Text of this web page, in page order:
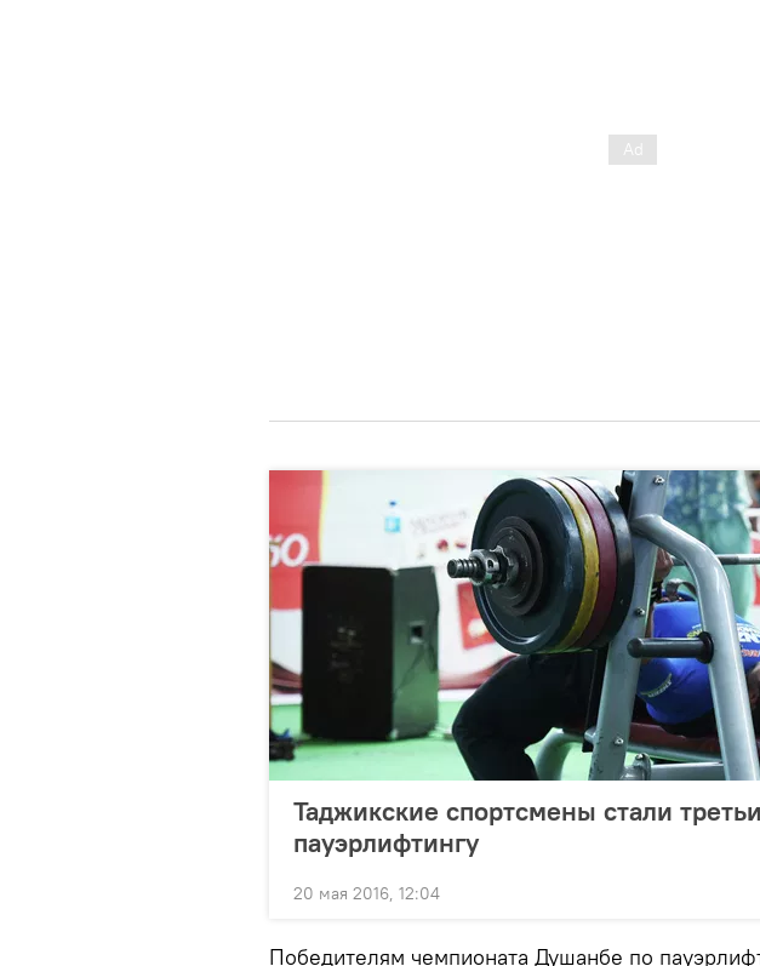
Таджикские спортсмены стали
пауэрлифтингу
20 мая 2016, 12:04
Победителям чемпионата Душанбе по